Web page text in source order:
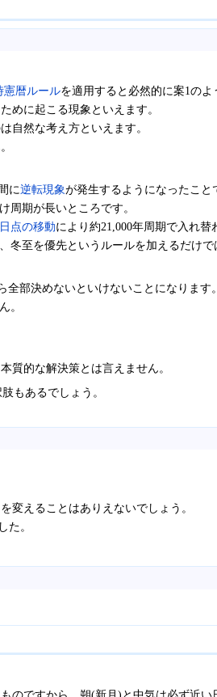
憲暦ルールを適用すると必然的に案1のよ
めに起こる現象といえます。
自然な考え方といえます。
に逆転現象が発生するようになったこと
周期が長いところです。
点の移動により約21,000年周期で入れ替
至を優先というルールを加えるだけで
部決めないといけないことになります。
。
質的な解決策とは言えません。
もあるでしょう。
を変えることはありえないでしょう。
た。
ものですから、朔(新月)と中気は必ず近い